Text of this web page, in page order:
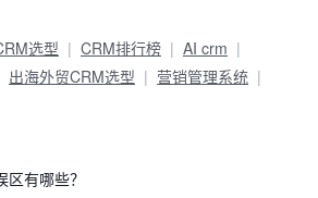
选型 CRM排行榜
AI crm
出海外贸CRM选型
营销管理系统
有哪些？